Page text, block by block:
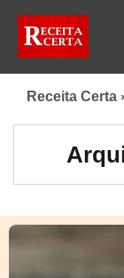
Receita Certa